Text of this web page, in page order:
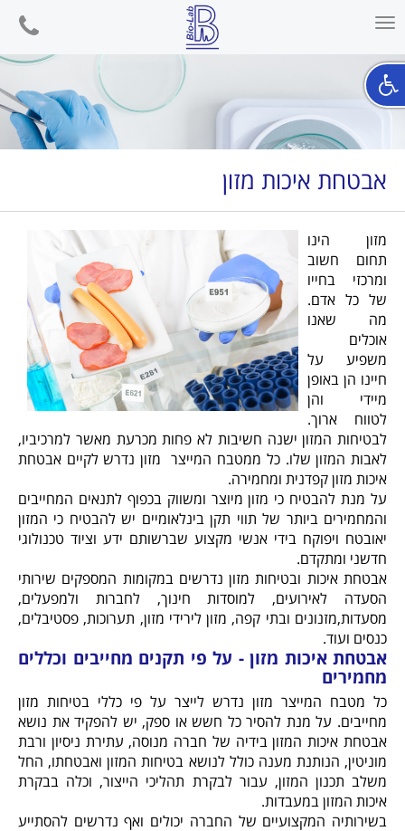
Toggle
phone
אבטחת איכות מזון
מזון הינו
תחום חשוב
ומרכזי בחייו
של כל אדם.
מה שאנו
אוכלים
משפיע על
חיינו הן באופן
מיידי והן
לטווח ארוך.
לבטיחות המזון ישנה חשיבות לא פחות מכרעת מאשר למרכיביו,
לאבות המזון שלו. כל ממטבח המייצר מזון נדרש לקיים אבטחת
איכות מזון קפדנית ומחמירה.
על מנת להבטיח כי מזון מיוצר ומשווק בכפוף לתנאים המחייבים
והמחמירים ביותר של תווי תקן בינלאומיים יש להבטיח כי המזון
יאובטח ויפוקח בידי אנשי מקצוע שברשותם ידע וציוד טכנולוגי
חדשני ומתקדם.
אבטחת איכות ובטיחות מזון נדרשים במקומות המספקים שירותי
הסעדה לאירועים, למוסדות חינוך, לחברות ולמפעלים,
מסעדות,מזנונים ובתי קפה, מזון לירידי מזון, תערוכות, פסטיבלים,
כנסים ועוד.
אבטחת איכות מזון - על פי תקנים מחייבים וכללים
מחמירים
כל מטבח המייצר מזון נדרש לייצר על פי כללי בטיחות מזון
מחייבים. על מנת להסיר כל חשש או ספק, יש להפקיד את נושא
אבטחת איכות המזון בידיה של חברה מנוסה, עתירת ניסיון ורבת
מוניטין, הנותנת מענה כולל לנושא בטיחות המזון ואבטחתו, החל
משלב תכנון המזון, עבור לבקרת תהליכי הייצור, וכלה בבקרת
איכות המזון במעבדות.
בשירותיה המקצועיים של החברה יכולים ואף נדרשים להסתייע